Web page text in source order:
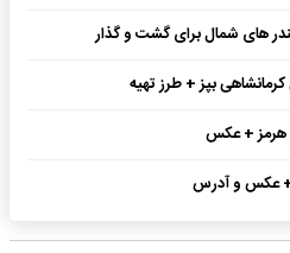
های شمال برای گشت و گذار
بپز + طرز تهیه
هرمز + عکس
+ عکس و آدرس